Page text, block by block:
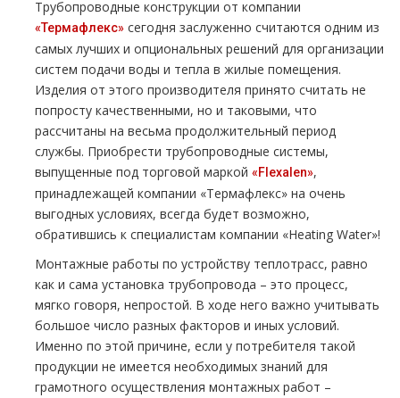
Трубопроводные конструкции от компании
«Термафлекс» сегодня заслуженно считаются одним из
самых лучших и опциональных решений для организации
систем подачи воды и тепла в жилые помещения.
Изделия от этого производителя принято считать не
попросту качественными, но и таковыми, что
рассчитаны на весьма продолжительный период
службы. Приобрести трубопроводные системы,
выпущенные под торговой маркой «Flexalen»,
принадлежащей компании «Термафлекс» на очень
выгодных условиях, всегда будет возможно,
обратившись к специалистам компании «Heating Water»!
Монтажные работы по устройству теплотрасс, равно
как и сама установка трубопровода – это процесс,
мягко говоря, непростой. В ходе него важно учитывать
большое число разных факторов и иных условий.
Именно по этой причине, если у потребителя такой
продукции не имеется необходимых знаний для
грамотного осуществления монтажных работ –